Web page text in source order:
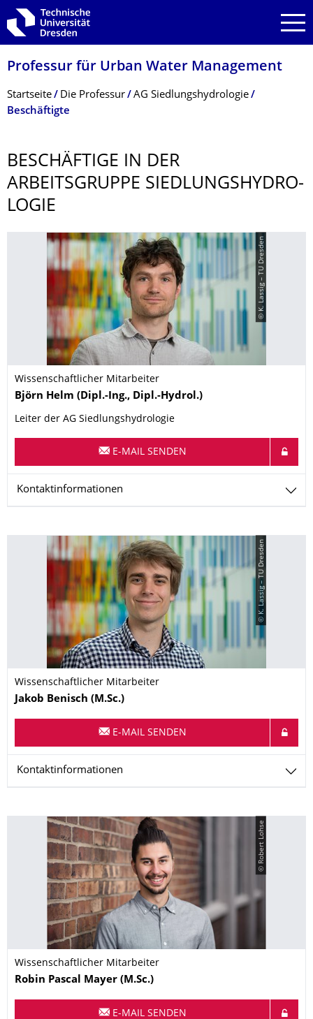
Zur Hauptnavigation springen
Zur Suche springen
Zum Inhalt springen
Professur für Urban Water Management
Breadcrumb-Menü
Startseite Die Professur
AG Siedlungshydrologie
Beschäftigte
BESCHÄFTIGE IN DER
ARBEITSGRUPPE SIEDLUNGSHYDRO­
LOGIE
© K. Lassig – TU Dresden
Wissenschaftlicher Mitarbeiter
Name
Björn Helm (Dipl.-Ing., Dipl.-Hydrol.)
Leiter der AG Siedlungshydrologie
E-MAIL SENDEN
Kontaktinformationen
© K. Lassig – TU Dresden
Wissenschaftlicher Mitarbeiter
Name
Jakob Benisch (M.Sc.)
E-MAIL SENDEN
Kontaktinformationen
© Robert Lohse
Wissenschaftlicher Mitarbeiter
Name
Robin Pascal Mayer (M.Sc.)
E-MAIL SENDEN